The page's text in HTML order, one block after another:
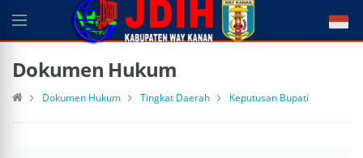
Dokumen Hukum
Dokumen Hukum Tingkat Daerah Keputusan Bupati